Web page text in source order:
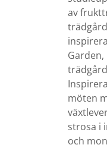
av
möten
strosa i
och